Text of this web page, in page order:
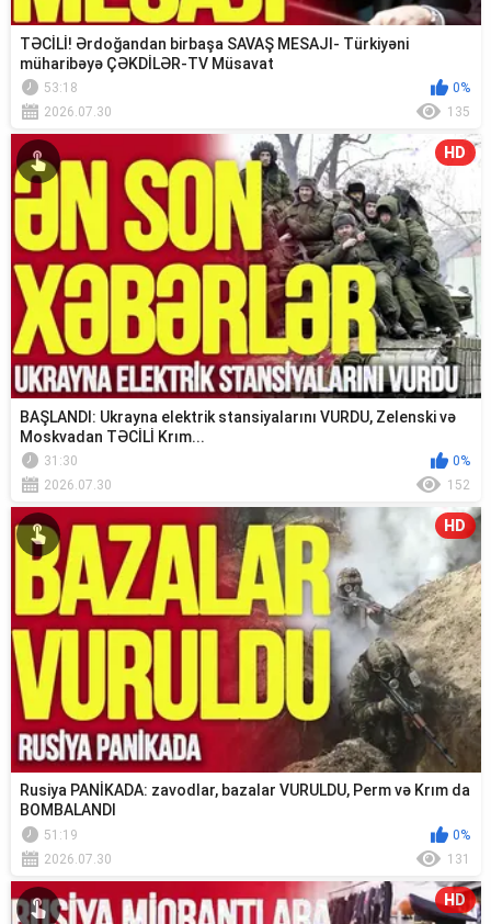
TƏCİLİ! Ərdoğandan birbaşa SAVAŞ MESAJI- Türkiyəni
müharibəyə ÇƏKDİLƏR-TV Müsavat
53:18
0%
2026.07.30
135
HD
BAŞLANDI: Ukrayna elektrik stansiyalarını VURDU, Zelenski və
Moskvadan TƏCİLİ Krım...
31:30
0%
2026.07.30
152
HD
Rusiya PANİKADA: zavodlar, bazalar VURULDU, Perm və Krım da
BOMBALANDI
51:19
0%
2026.07.30
131
HD